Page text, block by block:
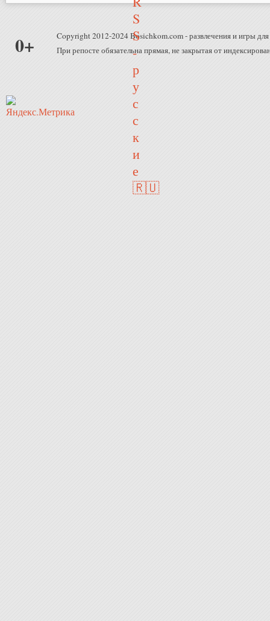
0+
Copyright 2012-2024 Bosichkom.com - развлечения и игры для
При репосте обязательна прямая, не закрытая от